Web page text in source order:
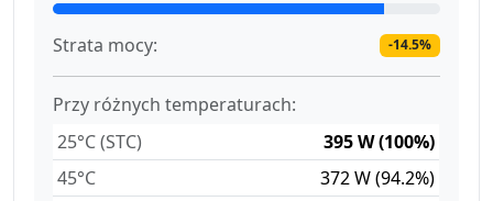
Strata mocy: -14.5%
Przy różnych temperaturach:
25°C (STC)
395 W (100%)
45°C
372 W (94.2%)